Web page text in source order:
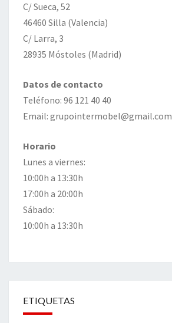
C/ Sueca, 52
46460 Silla (Valencia)
C/ Larra, 3
28935 Móstoles (Madrid)
Datos de contacto
Teléfono: 96 121 40 40
Email: grupointermobel@gmail.com
Horario
Lunes a viernes:
10:00h a 13:30h
17:00h a 20:00h
Sábado:
10:00h a 13:30h
ETIQUETAS